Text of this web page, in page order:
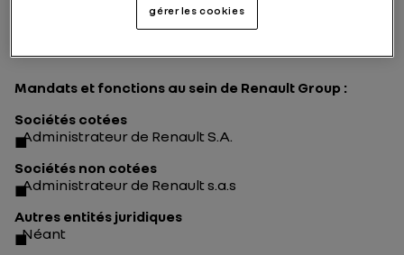
Mandats et fonctions au sein de Renault Group :
Sociétés cotées
Administrateur de Renault S.A.
Sociétés non cotées
Administrateur de Renault s.a.s
Autres entités juridiques
Néant
gérer les cookies